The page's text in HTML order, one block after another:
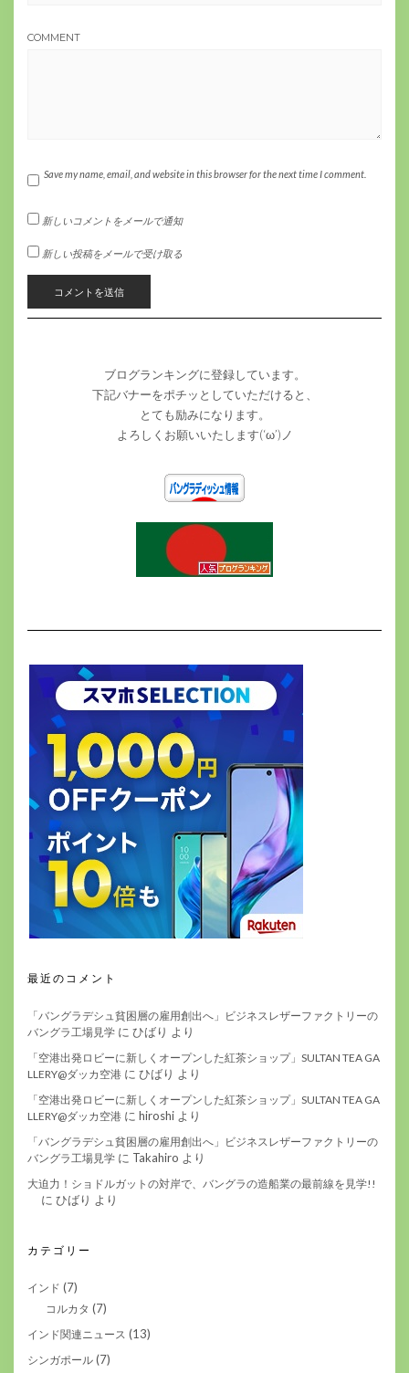
COMMENT
Save my name, email, and website in this browser for the next time I comment.
新しいコメントをメールで通知
新しい投稿をメールで受け取る
ブログランキングに登録しています。
下記バナーをポチッとしていただけると、
とても励みになります。
よろしくお願いいたします(‘ω’)ノ
最近のコメント
「バングラデシュ貧困層の雇用創出へ」ビジネスレザーファクトリーの
バングラ工場見学 に ひばり より
「空港出発ロビーに新しくオープンした紅茶ショップ」SULTAN TEA GA
LLERY@ダッカ空港 に ひばり より
「空港出発ロビーに新しくオープンした紅茶ショップ」SULTAN TEA GA
LLERY@ダッカ空港 に hiroshi より
「バングラデシュ貧困層の雇用創出へ」ビジネスレザーファクトリーの
バングラ工場見学 に Takahiro より
大迫力！ショドルガットの対岸で、バングラの造船業の最前線を見学!!
に ひばり より
カテゴリー
インド (7)
コルカタ (7)
インド関連ニュース (13)
シンガポール (7)